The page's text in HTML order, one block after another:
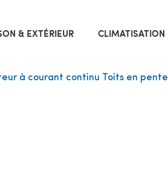
& EXTÉRIEUR CLIMATISATION
à courant continu Toits en pente